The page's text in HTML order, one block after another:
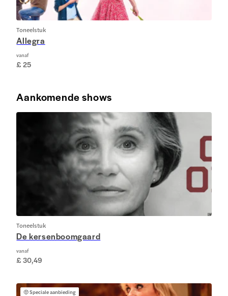
Toneelstuk
Allegra
vanaf
£ 25
Aankomende shows
Toneelstuk
De kersenboomgaard
vanaf
£ 30,49
🤑Speciale aanbieding